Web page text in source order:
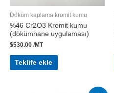
Döküm kaplama kromit kumu
%46 Cr2O3 Kromit kumu
(dökümhane uygulaması)
$530.00 /MT
Teklife ekle